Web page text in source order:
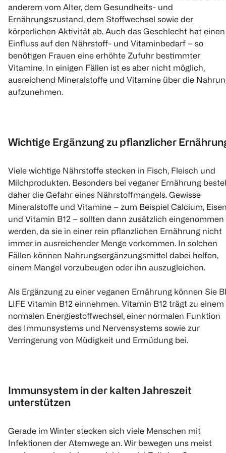
anderem vom Alter, dem Gesundheits- und
Ernährungszustand, dem Stoffwechsel sowie der
körperlichen Aktivität ab. Auch das Geschlecht hat einen
Einfluss auf den Nährstoff- und Vitaminbedarf – so
benötigen Frauen eine erhöhte Zufuhr bestimmter
Vitamine. In einigen Fällen ist es aber nicht möglich,
ausreichend Mineralstoffe und Vitamine über die
aufzunehmen.
Wichtige Ergänzung zu pflanzlicher
Viele wichtige Nährstoffe stecken in Fisch, Fleisch und
Milchprodukten. Besonders bei veganer Ernährung
daher die Gefahr eines Nährstoffmangels. Gewisse
Mineralstoffe und Vitamine – zum Beispiel Calcium,
und Vitamin B12 – sollten dann zusätzlich eingenommen
werden, da sie in einer rein pflanzlichen Ernährung nicht
immer in ausreichender Menge vorkommen. In solchen
Fällen können Nahrungsergänzungsmittel dabei helfen,
einem Mangel vorzubeugen oder ihn auszugleichen.
Als Ergänzung zu einer veganen Ernährung können Sie
LIFE Vitamin B12 einnehmen. Vitamin B12 trägt zu einem
normalen Energiestoffwechsel, einer normalen Funktion
des Immunsystems und Nervensystems sowie zur
Verringerung von Müdigkeit und Ermüdung bei.
Immunsystem in der kalten Jahreszeit
unterstützen
Gerade im Winter stecken sich viele Menschen mit
Infektionen der Atemwege an. Wir bewegen uns meist